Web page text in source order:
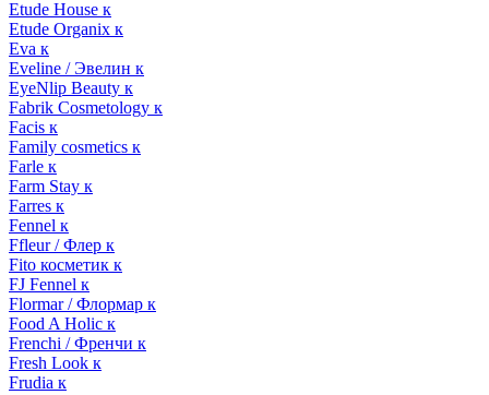
Etude House к
Etude Organix к
Eva к
Eveline / Эвелин к
EyeNlip Beauty к
Fabrik Cosmetology к
Facis к
Family cosmetics к
Farle к
Farm Stay к
Farres к
Fennel к
Ffleur / Флер к
Fito косметик к
FJ Fennel к
Flormar / Флормар к
Food A Holic к
Frenchi / Френчи к
Fresh Look к
Frudia к